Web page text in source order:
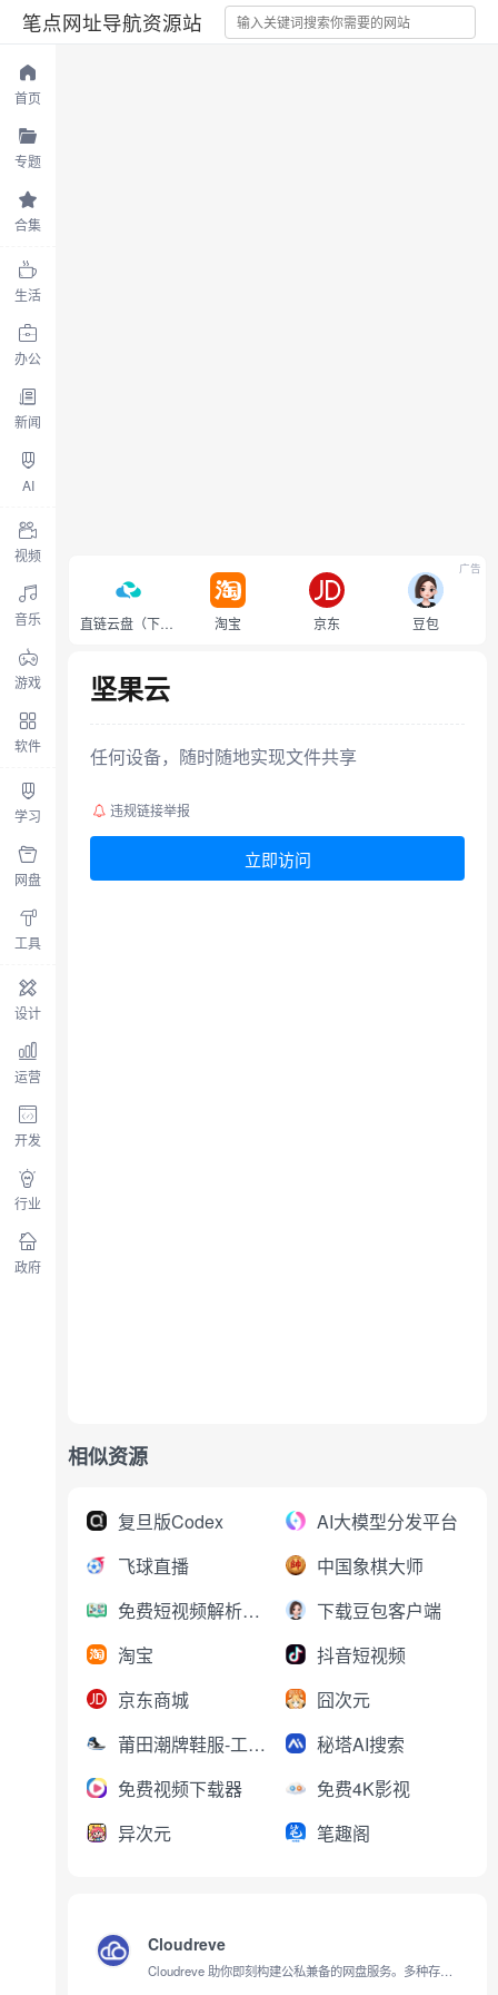
笔点网址导航资源站
首页
专题
合集
生活
办公
新闻
AI
视频
音乐
游戏
软件
学习
网盘
工具
设计
运营
开发
行业
政府
直链云盘（下载不限速） 淘宝 京东 豆包
广告
坚果云
任何设备，随时随地实现文件共享
违规链接举报
立即访问
相似资源
复旦版Codex
AI大模型分发平台
飞球直播
中国象棋大师
免费短视频解析下载
下载豆包客户端
淘宝
抖音短视频
京东商城
囧次元
莆田潮牌鞋服-工厂直销
秘塔AI搜索
免费视频下载器
免费4K影视
异次元
笔趣阁
Cloudreve
Cloudreve 助你即刻构建公私兼备的网盘服务。多种存储策略、虚拟文件系统等核心特性，打造灵活自如的文件管理体验